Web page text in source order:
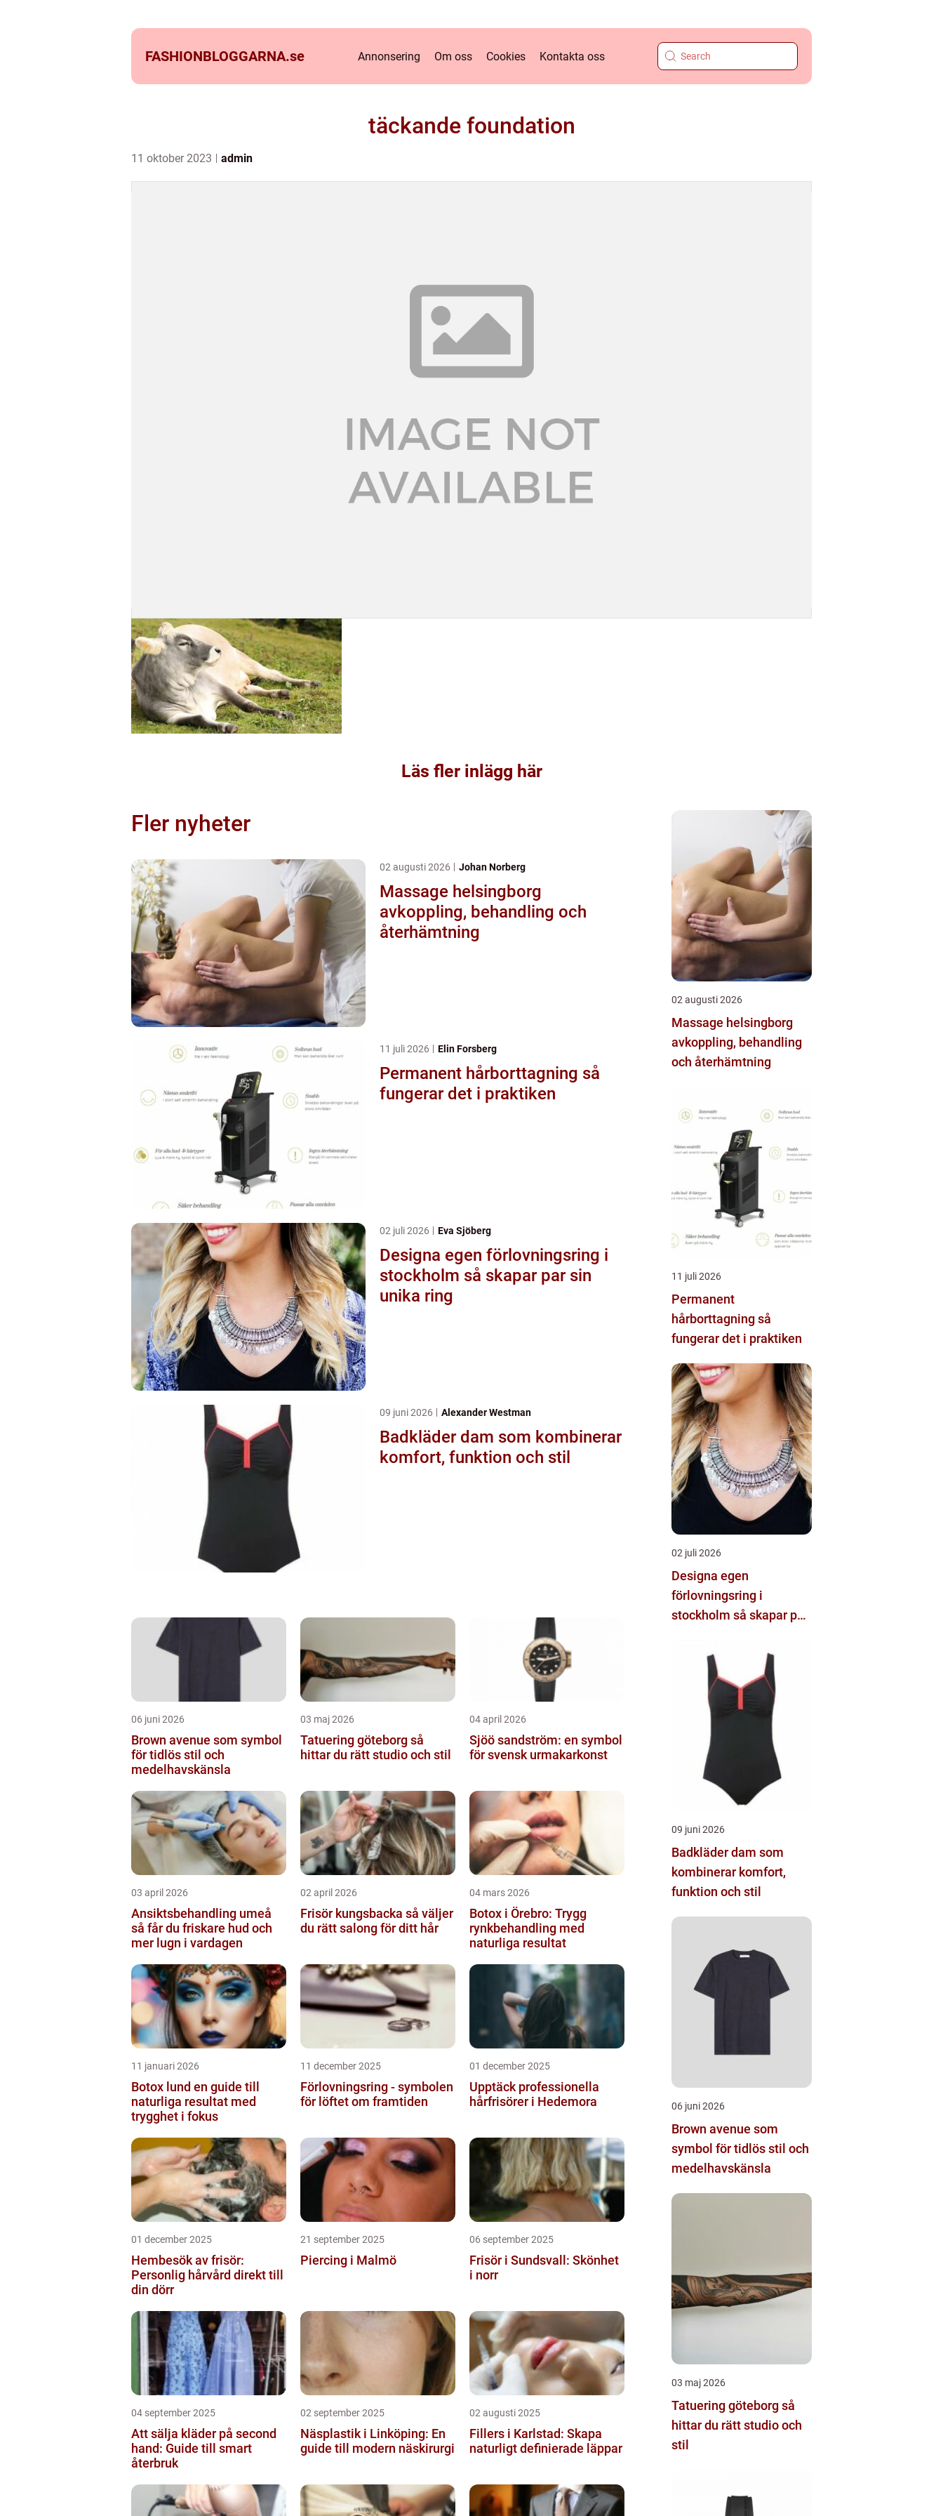
FASHIONBLOGGARNA.se Annonsering Om oss Cookies Kontakta oss
täckande foundation
11 oktober 2023 admin
Läs fler inlägg här
Fler nyheter
02 augusti 2026 Johan Norberg
Massage helsingborg
avkoppling, behandling och
återhämtning
11 juli 2026 Elin Forsberg
Permanent hårborttagning så
fungerar det i praktiken
02 juli 2026 Eva Sjöberg
Designa egen förlovningsring i
stockholm så skapar par sin
unika ring
09 juni 2026 Alexander Westman
Badkläder dam som kombinerar
komfort, funktion och stil
06 juni 2026
Brown avenue som symbol
för tidlös stil och
medelhavskänsla
03 maj 2026
Tatuering göteborg så
hittar du rätt studio och stil
04 april 2026
Sjöö sandström: en symbol
för svensk urmakarkonst
03 april 2026
Ansiktsbehandling umeå
så får du friskare hud och
mer lugn i vardagen
02 april 2026
Frisör kungsbacka så väljer
du rätt salong för ditt hår
04 mars 2026
Botox i Örebro: Trygg
rynkbehandling med
naturliga resultat
11 januari 2026
Botox lund en guide till
naturliga resultat med
trygghet i fokus
11 december 2025
Förlovningsring - symbolen
för löftet om framtiden
01 december 2025
Upptäck professionella
hårfrisörer i Hedemora
01 december 2025
Hembesök av frisör:
Personlig hårvård direkt till
din dörr
21 september 2025
Piercing i Malmö
06 september 2025
Frisör i Sundsvall: Skönhet
i norr
04 september 2025
Att sälja kläder på second
hand: Guide till smart
återbruk
02 september 2025
Näsplastik i Linköping: En
guide till modern näskirurgi
02 augusti 2025
Fillers i Karlstad: Skapa
naturligt definierade läppar
02 augusti 2026
Massage helsingborg
avkoppling, behandling
och återhämtning
11 juli 2026
Permanent
hårborttagning så
fungerar det i praktiken
02 juli 2026
Designa egen
förlovningsring i
stockholm så skapar par
09 juni 2026
Badkläder dam som
kombinerar komfort,
funktion och stil
06 juni 2026
Brown avenue som
symbol för tidlös stil och
medelhavskänsla
03 maj 2026
Tatuering göteborg så
hittar du rätt studio och
stil